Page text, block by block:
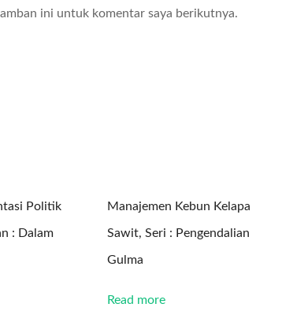
ini untuk komentar saya berikutnya.
Politik
: Dalam
Manajemen Kebun Kelapa
Sawit, Seri : Pengendalian
Gulma
Read more